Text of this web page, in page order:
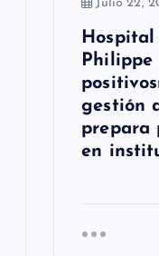
Julio 22,
Philippe
gestión
prepara
en